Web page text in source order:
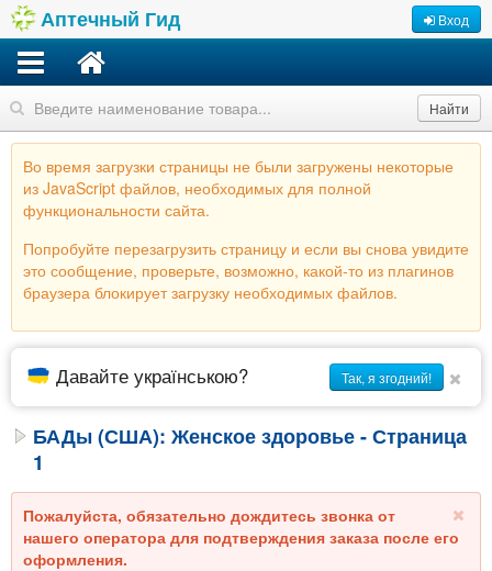
Аптечный Гид Вход
Найти
Во время загрузки страницы не были загружены некоторые
из JavaScript файлов, необходимых для полной
функциональности сайта.
Попробуйте перезагрузить страницу и если вы снова увидите
это сообщение, проверьте, возможно, какой-то из плагинов
браузера блокирует загрузку необходимых файлов.
Давайте українською? Так, я згодний!
БАДы (США): Женское здоровье - Страница
1
Пожалуйста, обязательно дождитесь звонка от
нашего оператора для подтверждения заказа после его
оформления.